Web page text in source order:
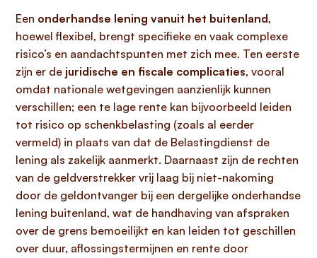
Een onderhandse lening vanuit het buitenland,
hoewel flexibel, brengt specifieke en vaak complexe
risico’s en aandachtspunten met zich mee. Ten eerste
zijn er de juridische en fiscale complicaties, vooral
omdat nationale wetgevingen aanzienlijk kunnen
verschillen; een te lage rente kan bijvoorbeeld leiden
tot risico op schenkbelasting (zoals al eerder
vermeld) in plaats van dat de Belastingdienst de
lening als zakelijk aanmerkt. Daarnaast zijn de rechten
van de geldverstrekker vrij laag bij niet-nakoming
door de geldontvanger bij een dergelijke onderhandse
lening buitenland, wat de handhaving van afspraken
over de grens bemoeilijkt en kan leiden tot geschillen
over duur, aflossingstermijnen en rente door